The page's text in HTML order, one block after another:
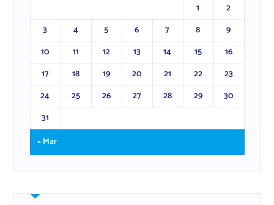
1
2
3
4 5 6 7 8
9
10
11 12 13 14 15
16
17
18 19 20 21 22
23
24
25 26 27 28 29
30
31
« Mar